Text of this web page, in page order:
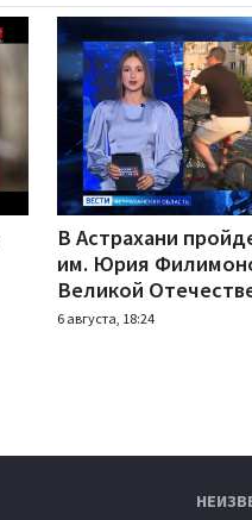
В Астрахани
им. Юрия
Великой
6 августа, 18:24